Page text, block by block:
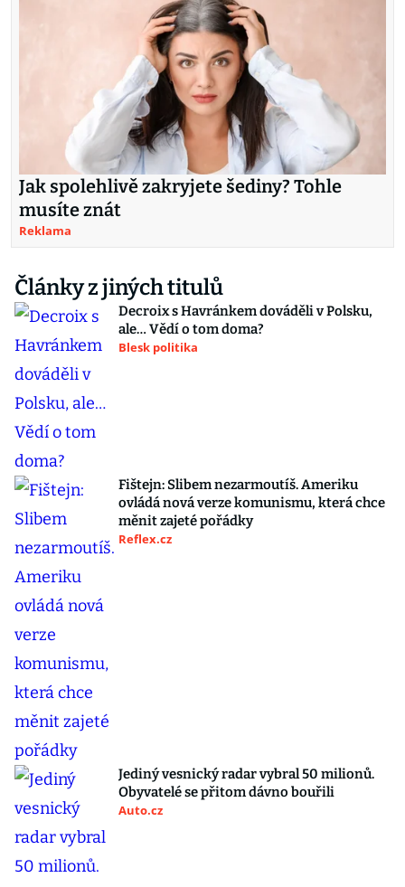
Jak spolehlivě zakryjete šediny? Tohle
musíte znát
Reklama
Články z jiných titulů
Decroix s Havránkem dováděli v Polsku,
ale… Vědí o tom doma?
Blesk politika
Fištejn: Slibem nezarmoutíš. Ameriku
ovládá nová verze komunismu, která chce
měnit zajeté pořádky
Reflex.cz
Jediný vesnický radar vybral 50 milionů.
Obyvatelé se přitom dávno bouřili
Auto.cz